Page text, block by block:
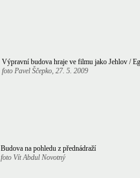
Výpravní budova hraje ve filmu jako Jehlov /
foto Pavel Ščepko, 27. 5. 2009
Budova na pohledu z přednádraží
foto Vít Abdul Novotný